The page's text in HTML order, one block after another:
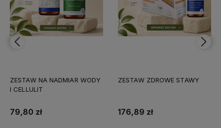
ZESTAW NA NADMIAR WODY
I CELLULIT
79,80 zł
ZESTAW ZDROWE STAWY
176,89 zł